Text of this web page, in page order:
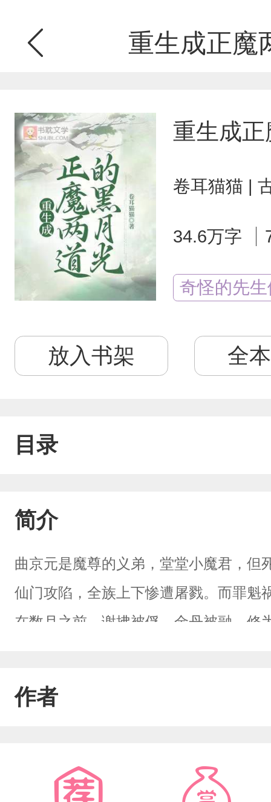
重生成正魔
重生成
卷耳猫猫 |
34.6万字
奇怪的先生
放入书架 全
目录
简介
曲京元是魔尊的义弟，堂堂小魔君，但
仙门攻陷，全族上下惨遭屠戮。而罪魁
在数月之前，谢拂被俘，金丹被融，修
天，索性抱着义兄的尸体，纵身跳下
来回话！在明里暗里刺杀了“师尊”不
仙门，打算投靠魔尊。试图想尽办法
作者